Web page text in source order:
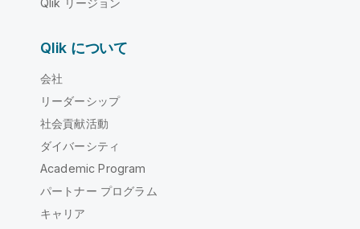
Qlik リージョン
Qlik について
会社
リーダーシップ
社会貢献活動
ダイバーシティ
Academic Program
パートナー プログラム
キャリア